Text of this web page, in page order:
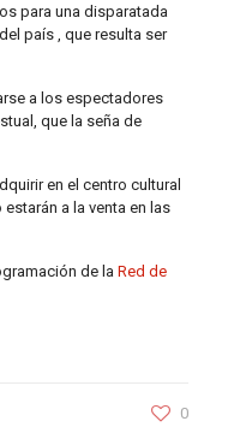
para una disparatada
país , que resulta ser
a los espectadores
que la seña de
en el centro cultural
a la venta en las
de la Red de
0